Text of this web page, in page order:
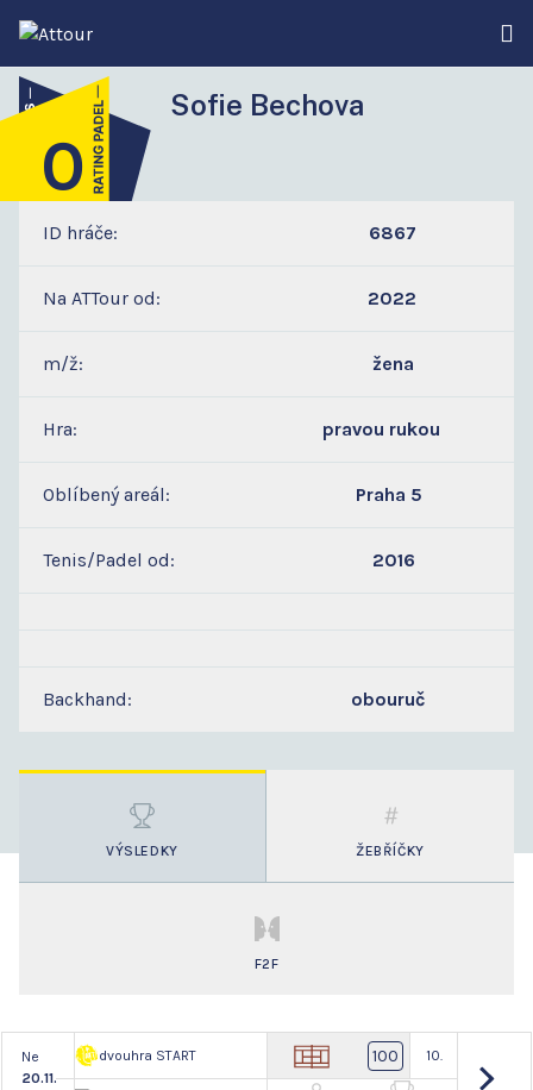
Sofie Bechova
1
0
ID hráče: 6867
Na ATTour od: 2022
m/ž: žena
Hra: pravou rukou
Oblíbený areál: Praha 5
Tenis/Padel od: 2016
Backhand: obouruč
VÝSLEDKY ŽEBŘÍČKY
F2F
Ne
20.11.
dvouhra START 100 10.